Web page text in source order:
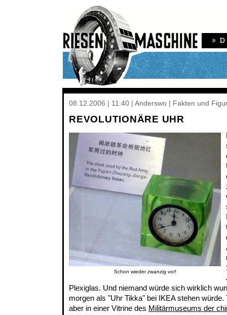
08.12.2006 | 11:40 | Anderswo | Fakten und
REVOLUTIONÄRE UHR
Schon wieder zwanzig vor!
Plexiglas. Und niemand würde sich wirklich
morgen als "Uhr Tikka" bei IKEA stehen
aber in einer Vitrine des Militärmuseums der